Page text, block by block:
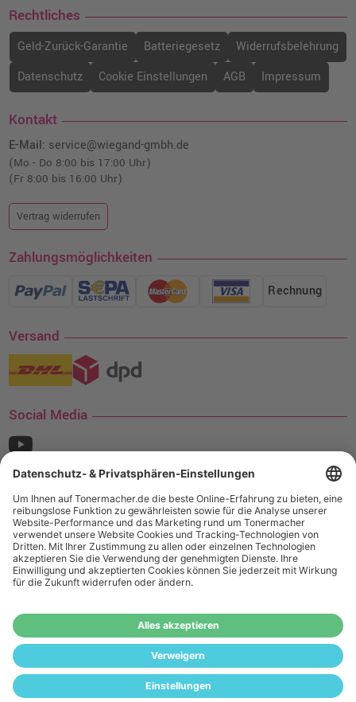
Rechtliches
Geld-Zurück-Garantie Batteriegesetz
Widerrufsbelehrung
Datenschutz
Cookie Einstellungen AGB Impressum
Kontakt
E-Mail: service@wiegand-gmbh.de
(Mo - Do 8:00 bis 17:00 Uhr)
(Fr 8:00 bis 16:00 Uhr)
Vertrag widerrufen
Zahlungsmöglichkeiten
Rechnung
Versand
Social Media
¹ Nur gültig für den Versand innerhalb Deutschlands. Befindet sich ein Warenwert
von mindestens 35€ (inkl. Mwst.) an Ampertec Artikeln in Ihrem Warenkorb, ist der
Versand für Sie kostenfrei.
Das Angebot von tonermacher.de richtet sich
nicht an Wiederverkäufer. Wenn Sie Wiederverkäufer sind,
registrieren Sie sich bitte in unserem Händler-Portal